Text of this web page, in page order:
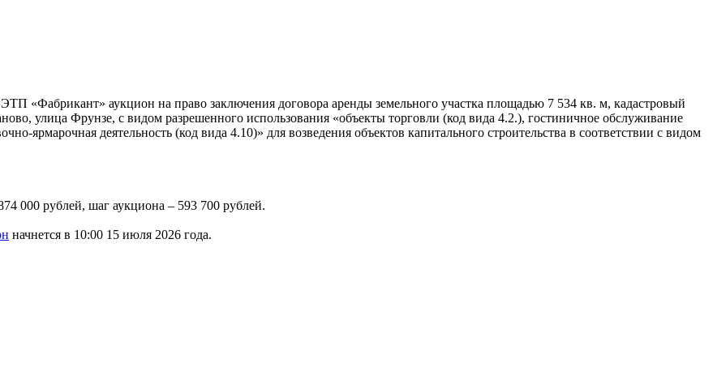
«Фабрикант» аукцион на право заключения договора аренды земельного участка площадью 7 534 кв. м, кадастровый
улица Фрунзе, с видом разрешенного использования «объекты торговли (код вида 4.2.), гостиничное обслуживание
ярмарочная деятельность (код вида 4.10)» для возведения объектов капитального строительства в соответствии с видом
000 рублей, шаг аукциона – 593 700 рублей.
начнется в 10:00 15 июля 2026 года.